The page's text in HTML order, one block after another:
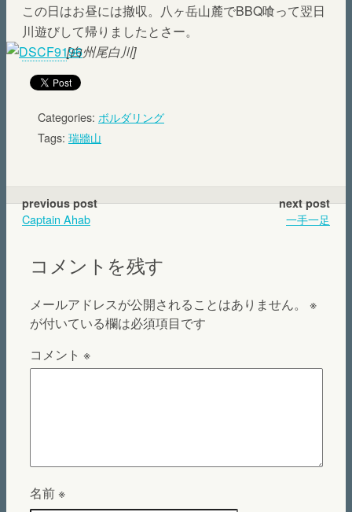
この日はお昼には撤収。八ヶ岳山麓でBBQ喰って翌日
川遊びして帰りましたとさー。
[白州尾白川]
Categories: ボルダリング
Tags: 瑞牆山
previous post
Captain Ahab
next post
一手一足
コメントを残す
メールアドレスが公開されることはありません。
※
が付いている欄は必須項目です
コメント ※
名前※